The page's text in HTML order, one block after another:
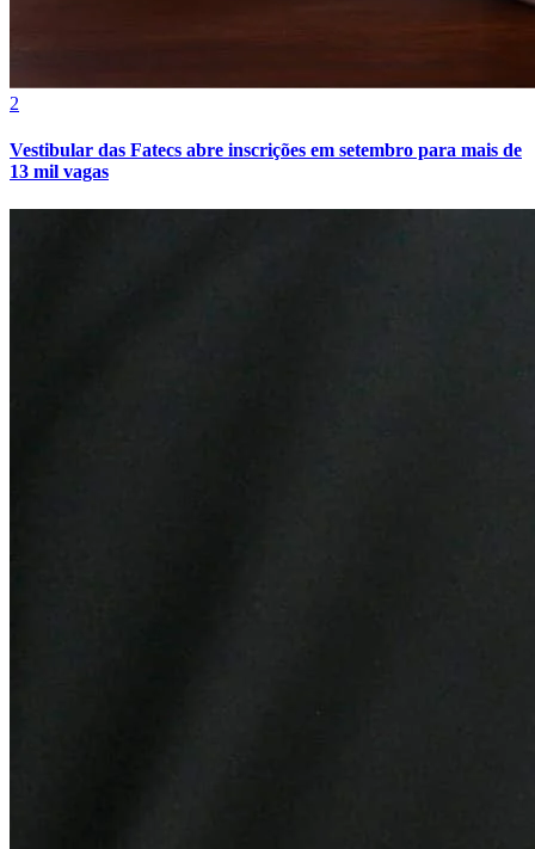
2
Vestibular das Fatecs abre inscrições em setembro para mais de
13 mil vagas